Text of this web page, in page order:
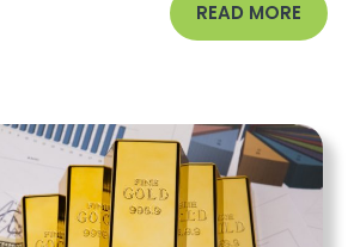
D’Histoire
Et
De
Vignobles
READ MORE READ
MORE